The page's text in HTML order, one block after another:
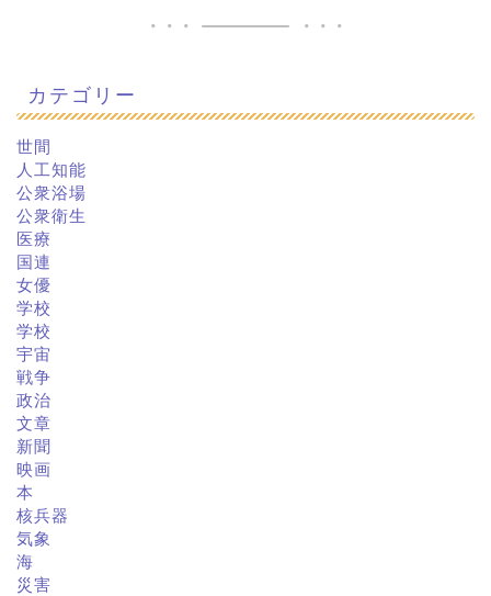
カテゴリー
世間
人工知能
公衆浴場
公衆衛生
医療
国連
女優
学校
学校
宇宙
戦争
政治
文章
新聞
映画
本
核兵器
気象
海
災害